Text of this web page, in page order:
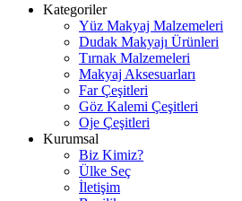
Kategoriler
Yüz Makyaj Malzemeleri
Dudak Makyajı Ürünleri
Tırnak Malzemeleri
Makyaj Aksesuarları
Far Çeşitleri
Göz Kalemi Çeşitleri
Oje Çeşitleri
Kurumsal
Biz Kimiz?
Ülke Seç
İletişim